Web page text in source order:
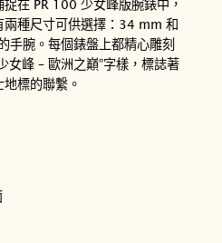
在 PR 100 少女峰版腕錶中，
兩種尺寸可供選擇：34 mm 和
手腕。每個錶盤上都精心雕刻
女峰 – 歐洲之巔”字樣，標誌著
標的聯繫。